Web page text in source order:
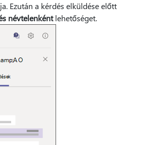
Ezután a kérdés elküldése előtt
névtelenkéntlehetőséget.